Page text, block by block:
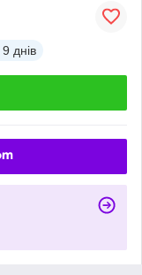
9 днів